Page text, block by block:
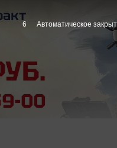
6 Автоматическое